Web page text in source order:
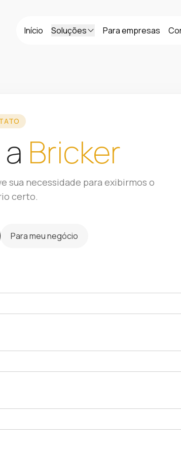
Início Soluções Para empresas
Bricker
sua necessidade para exibirmos o
certo.
Para meu negócio